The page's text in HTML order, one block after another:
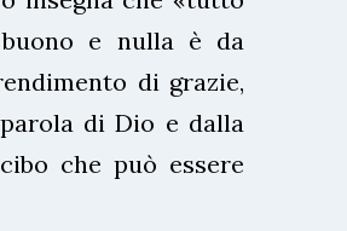
e nulla è da
di grazie,
di Dio e dalla
che può essere